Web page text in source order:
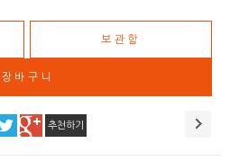
보관함
추천하기